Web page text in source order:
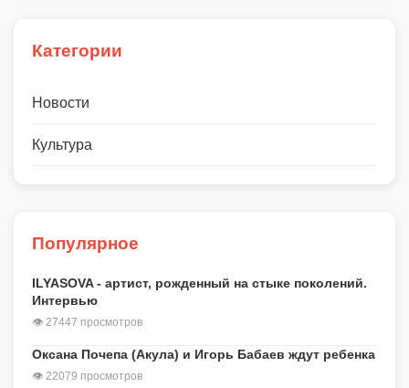
Категории
Новости
Культура
Популярное
ILYASOVA - артист, рожденный на стыке поколений.
Интервью
👁 27447 просмотров
Оксана Почепа (Акула) и Игорь Бабаев ждут ребенка
👁 22079 просмотров